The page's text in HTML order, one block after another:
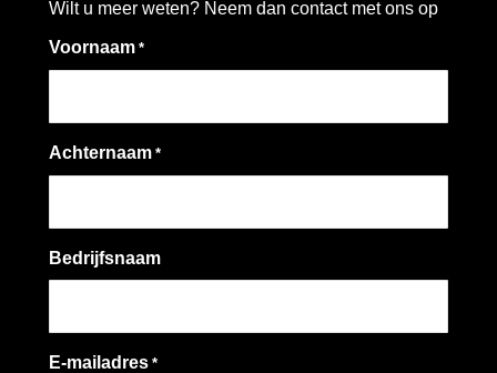
Wilt u meer weten? Neem dan contact met ons op
Voornaam *
Achternaam *
Bedrijfsnaam
E-mailadres *